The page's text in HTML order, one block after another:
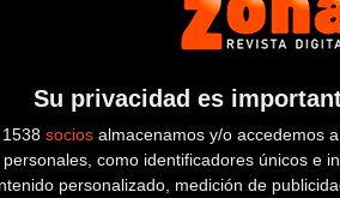
Su privacidad es
socios almacenamos y/o accedemos
como identificadores únicos e
personalizado, medición de
distanciado junto a Herrada y
posición de ganar el Campeonato
de ventaja y, demostrando
Herrada y Aranburu, que han
recta de meta y fundiéndose con